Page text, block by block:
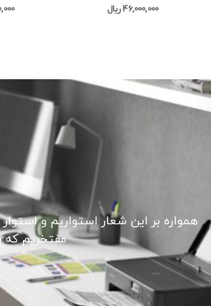
46,000,000 ریال
همواره بر این شعار استواریم و
مفتخریم که